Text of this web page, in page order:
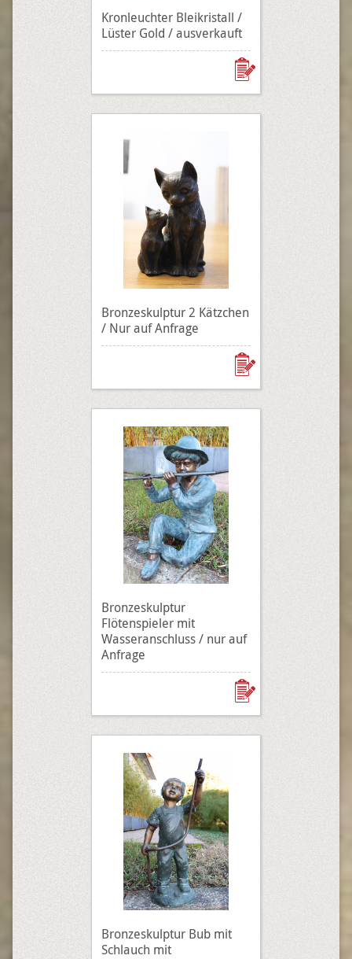
Kronleuchter Bleikristall /
Lüster Gold / ausverkauft
Bronzeskulptur 2 Kätzchen
/ Nur auf Anfrage
Bronzeskulptur
Flötenspieler mit
Wasseranschluss / nur auf
Anfrage
Bronzeskulptur Bub mit
Schlauch mit